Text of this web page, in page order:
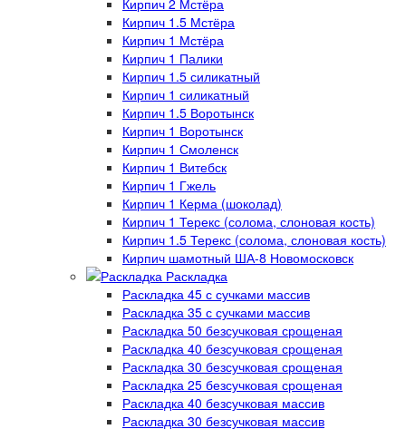
Кирпич 2 Мстёра
Кирпич 1.5 Мстёра
Кирпич 1 Мстёра
Кирпич 1 Палики
Кирпич 1.5 силикатный
Кирпич 1 силикатный
Кирпич 1.5 Воротынск
Кирпич 1 Воротынск
Кирпич 1 Смоленск
Кирпич 1 Витебск
Кирпич 1 Гжель
Кирпич 1 Керма (шоколад)
Кирпич 1 Терекс (солома, слоновая кость)
Кирпич 1.5 Терекс (солома, слоновая кость)
Кирпич шамотный ША-8 Новомосковск
Раскладка
Раскладка 45 с сучками массив
Раскладка 35 с сучками массив
Раскладка 50 безсучковая срощеная
Раскладка 40 безсучковая срощеная
Раскладка 30 безсучковая срощеная
Раскладка 25 безсучковая срощеная
Раскладка 40 безсучковая массив
Раскладка 30 безсучковая массив